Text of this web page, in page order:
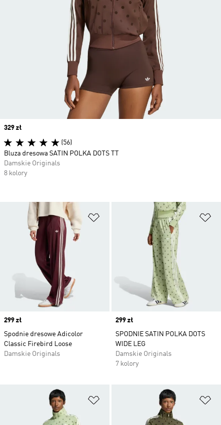
Dodaj do listy życzeń
Price
299 zł
Spodnie dresowe Adicolor
Classic Firebird Loose
Damskie Originals
Price
299 zł
SPODNIE SATIN POLKA DOTS
WIDE LEG
Damskie Originals
7 kolory
Dodaj do listy życzeń
Price
329 zł
(56)
Bluza dresowa SATIN POLKA DOTS TT
Damskie Originals
8 kolory